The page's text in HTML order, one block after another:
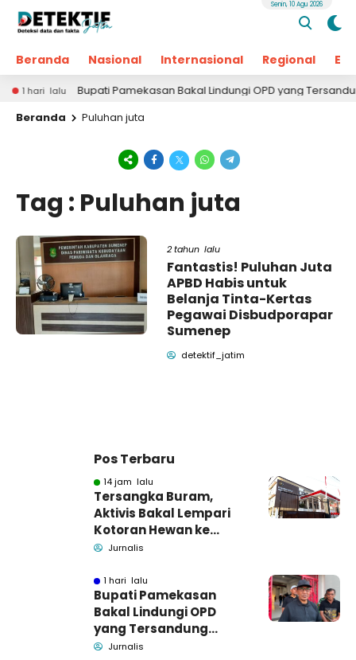
Beranda Nasional Internasional Regional
Senin, 10 Agu 2026
hari lalu
Bupati Pamekasan Bakal Lindungi OPD yang Tersandung
Beranda
Puluhan juta
Tag : Puluhan juta
2 tahun lalu
Fantastis! Puluhan Juta
APBD Habis untuk
Belanja Tinta-Kertas
Pegawai Disbudporapar
Sumenep
detektif_jatim
Pos Terbaru
14 jam lalu
Tersangka Buram,
Aktivis Bakal Lempari
Kotoran Hewan ke
Kantor Kejari
Jurnalis
1 hari lalu
Bupati Pamekasan
Bakal Lindungi OPD
yang Tersandung
Dugaan Korupsi
Jurnalis